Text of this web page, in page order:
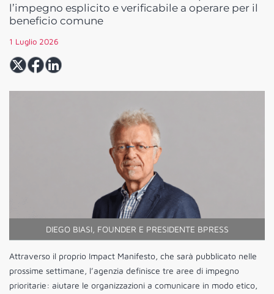
l’impegno esplicito e verificabile a operare per il
beneficio comune
1 Luglio 2026
DIEGO BIASI, FOUNDER E PRESIDENTE BPRESS
Attraverso il proprio Impact Manifesto, che sarà pubblicato nelle
prossime settimane, l’agenzia definisce tre aree di impegno
prioritarie: aiutare le organizzazioni a comunicare in modo etico,